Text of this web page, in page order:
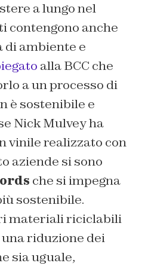
a lungo nel
contengono anche
di ambiente e
alla BCC che
a un processo di
è sostenibile e
Nick Mulvey ha
vinile realizzato con
aziende si sono
che si impegna
sostenibile.
materiali riciclabili
riduzione dei
sia uguale,